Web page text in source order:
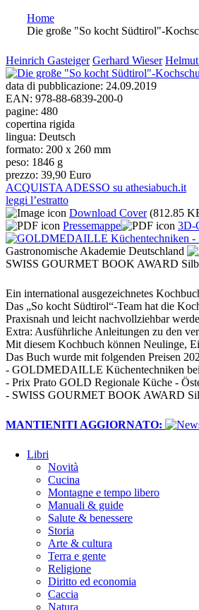
Tu sei qui
Home
Die große "So kocht Südtirol"-
Heinrich Gasteiger Gerhard Wieser
data di pubblicazione: 24.09.2019
EAN: 978-88-6839-200-0
pagine: 480
copertina rigida
lingua: Deutsch
formato: 200 x 260 mm
peso: 1846 g
prezzo: 39,90 Euro
ACQUISTA ADESSO su athesiabuch.it
leggi l’estratto
Download Cover (812.85
Pressemappe
3D-
Gastronomische Akademie Deutschland
SWISS GOURMET BOOK AWARD
Ein international ausgezeichnetes
Das „So kocht Südtirol“-Team hat die
Praxisnah und leicht nachvollziehbar
Extra: Ausführliche Anleitungen zu den
Mit diesem Kochbuch können Neulinge,
Das Buch wurde mit folgenden Preisen
- GOLDMEDAILLE Küchentechniken
- Prix Prato GOLD Regionale Küche -
- SWISS GOURMET BOOK AWARD
MANTIENITI AGGIORNATO:
Libri
Novità
Cucina
Montagne e tempo libero
Manuali & guide
Salute & benessere
Storia
Arte & cultura
Terra e gente
Religione
Diritto ed economia
Caccia
Natura